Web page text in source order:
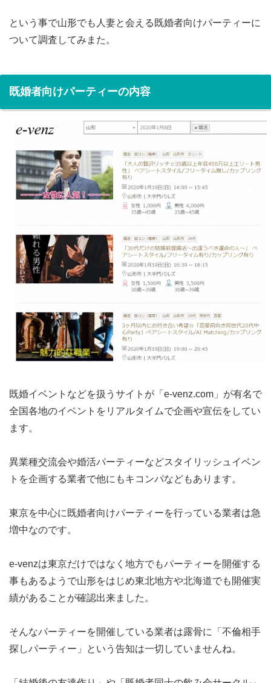
という事で山形でも人妻と会える既婚者向けパーティーに
ついて調査してみまた。
既婚者向けパーティーの内容
既婚イベントなどを扱うサイトが「e-venz.com」が有名で
全国各地のイベントをリアルタイムで企画や宣伝をしてい
ます。
異業種交流会や婚活パーティーなどスタイリッシュイベン
トを企画する業者で他にもキコンパなどもあります。
東京を中心に既婚者向けパーティーを行っている業者は急
増中なのです。
e-venzは東京だけではなく地方でもパーティーを開催する
事もあるようで山形をはじめ東北地方や北海道でも開催実
績があることが確認出来ました。
そんなパーティーを開催している業者は露骨に「不倫相手
探しパーティー」という告知は一切していませんね。